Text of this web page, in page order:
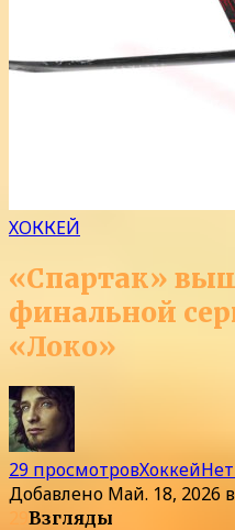
ХОККЕЙ
«Спартак»
финальной
«Локо»
29 просмотровХоккей
Добавлено Май. 18, 2026
Взгляды